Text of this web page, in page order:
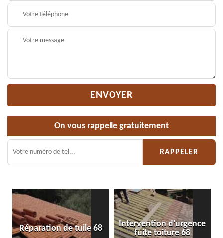
On vous rappelle gratuitement
Réparation de tuile 68
Intervention d'urgence
fuite toiture 68